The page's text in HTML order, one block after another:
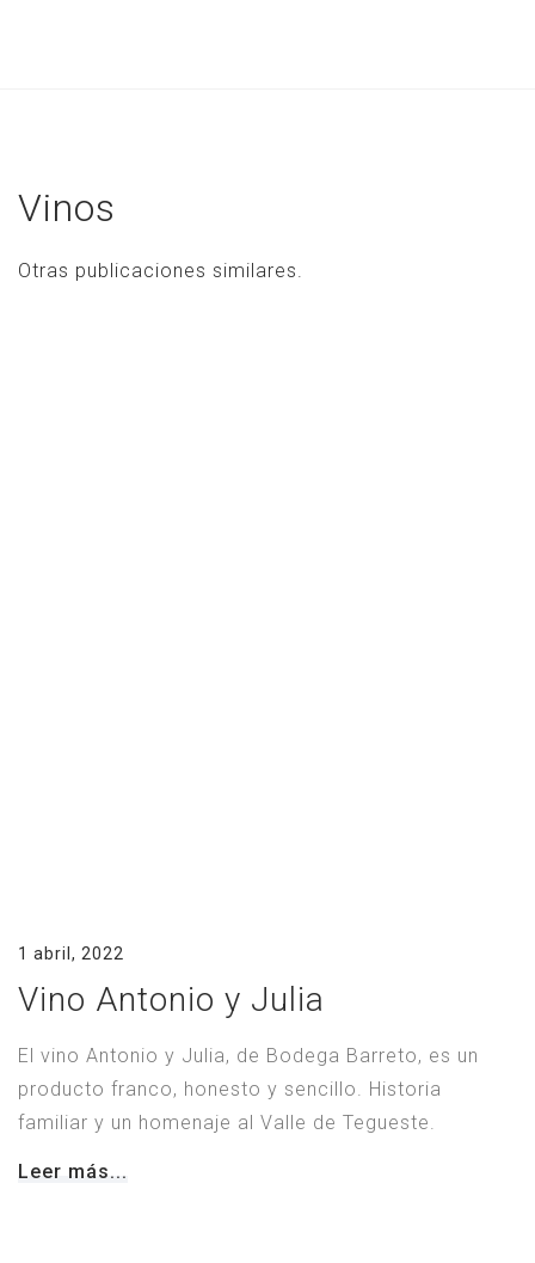
Portfolio
Vinos
Otras publicaciones similares.
1 abril, 2022
Vino Antonio y Julia
El vino Antonio y Julia, de Bodega Barreto, es un
producto franco, honesto y sencillo. Historia
familiar y un homenaje al Valle de Tegueste.
Leer más...